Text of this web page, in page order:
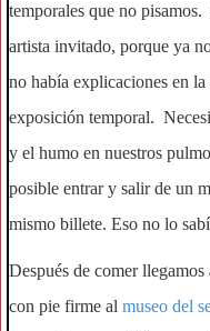
temporales que no
artista invitado, porque ya
no había explicaciones en
exposición temporal.
y el humo en nuestros
posible entrar y salir de un
mismo billete. Eso no lo
Después de comer
con pie firme al museo del